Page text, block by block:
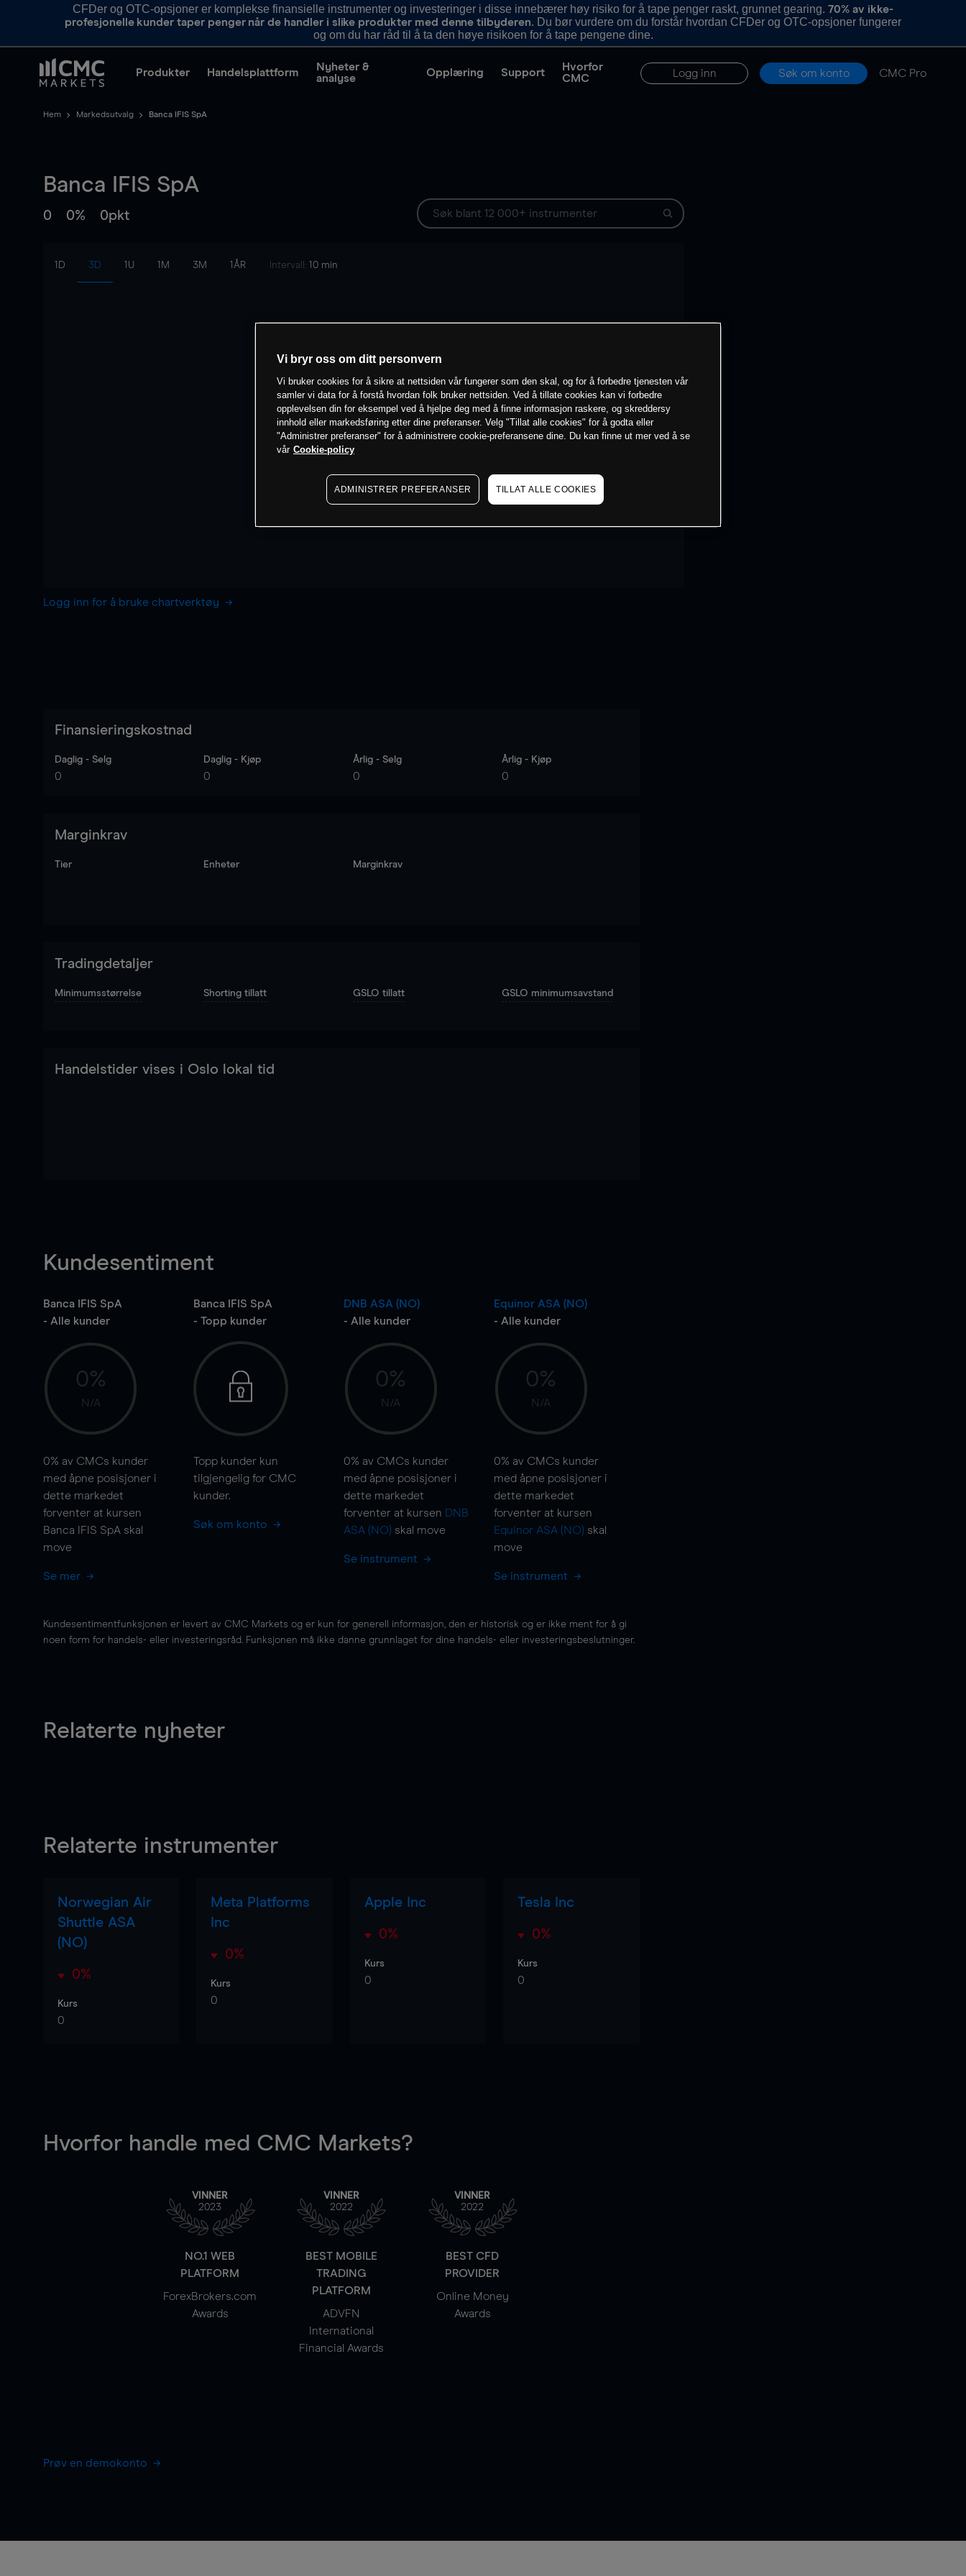
CFDer og OTC-opsjoner er komplekse finansielle instrumenter og investeringer i disse innebærer høy risiko for å tape penger raskt, grunnet gearing.70% av ikke-
profesjonelle kunder taper penger når de handler i slike produkter med denne tilbyderen. Du bør vurdere om du forstår hvordan CFDer og OTC-opsjoner fungerer
og om du har råd til å ta den høye risikoen for å tape pengene dine.
Produkter Handelsplattform
Nyheter &
analyse
Opplæring Support
Hvorfor
CMC
Logg inn Søk om konto CMC Pro
Hem Markedsutvalg Banca IFIS SpA
Banca IFIS SpA
0 0% 0pkt
1D 3D 1U 1M 3M 1ÅR Intervall: 10 min
Logg inn for å bruke chartverktøy
Finansieringskostnad
Daglig - Selg
0
Daglig - Kjøp
0
Årlig - Selg
0
Årlig - Kjøp
0
Marginkrav
Tier Enheter Marginkrav
Tradingdetaljer
Minimumsstørrelse Shorting tillatt GSLO tillatt GSLO minimumsavstand
Handelstider vises i Oslo lokal tid
Kundesentiment
Banca IFIS SpA
- Alle kunder
0%
N/A
0% av CMCs kunder
med åpne posisjoner i
dette markedet
forventer at kursen
Banca IFIS SpA skal
move
Se mer
Banca IFIS SpA
- Topp kunder
Topp kunder kun
tilgjengelig for CMC
kunder.
Søk om konto
DNB ASA (NO)
- Alle kunder
0%
N/A
0% av CMCs kunder
med åpne posisjoner i
dette markedet
forventer at kursen DNB
ASA (NO) skal move
Se instrument
Equinor ASA (NO)
- Alle kunder
0%
N/A
0% av CMCs kunder
med åpne posisjoner i
dette markedet
forventer at kursen
Equinor ASA (NO) skal
move
Se instrument
Kundesentimentfunksjonen er levert av CMC Markets og er kun for generell informasjon, den er historisk og er ikke ment for å gi
noen form for handels- eller investeringsråd. Funksjonen må ikke danne grunnlaget for dine handels- eller investeringsbeslutninger.
Relaterte nyheter
Relaterte instrumenter
Norwegian Air
Shuttle ASA
(NO)
0%
Kurs
0
Meta Platforms
Inc
0%
Kurs
0
Apple Inc
0%
Kurs
0
Tesla Inc
0%
Kurs
0
Hvorfor handle med CMC Markets?
VINNER
2023
NO.1 WEB
PLATFORM
ForexBrokers.com
Awards
VINNER
2022
BEST MOBILE
TRADING
PLATFORM
ADVFN
International
Financial Awards
VINNER
2022
BEST CFD
PROVIDER
Online Money
Awards
Prøv en demokonto
Vi bryr oss om ditt personvern
Vi bruker cookies for å sikre at nettsiden vår fungerer som den skal, og for å forbedre tjenesten vår
samler vi data for å forstå hvordan folk bruker nettsiden. Ved å tillate cookies kan vi forbedre
opplevelsen din for eksempel ved å hjelpe deg med å finne informasjon raskere, og skreddersy
innhold eller markedsføring etter dine preferanser. Velg "Tillat alle cookies" for å godta eller
"Administrer preferanser" for å administrere cookie-preferansene dine. Du kan finne ut mer ved å se
vår Cookie-policy
ADMINISTRER PREFERANSER TILLAT ALLE COOKIES